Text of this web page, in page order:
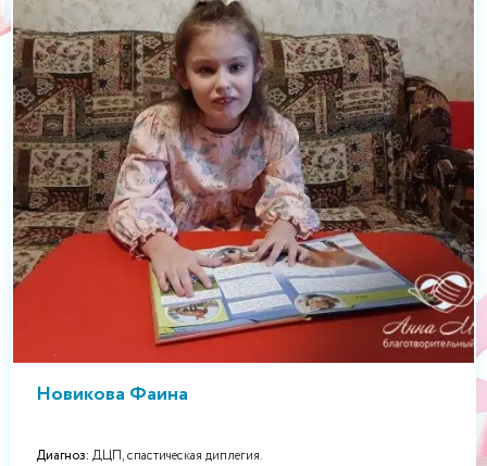
Новикова Фаина
Диагноз: ДЦП, спастическая диплегия.